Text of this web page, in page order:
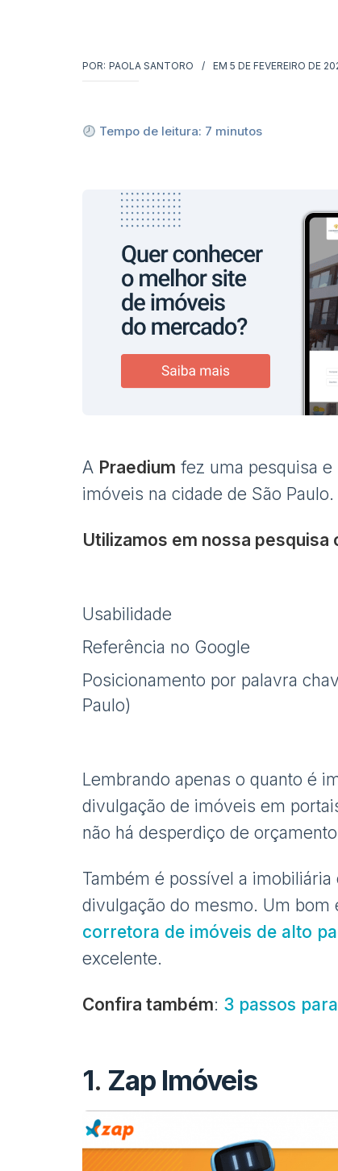
POR: PAOLA SANTORO EM 5 DE FEVEREIRO DE
Tempo de leitura: 7 minutos
A Praedium fez uma pesquisa
imóveis na cidade de São
Utilizamos em nossa
Usabilidade
Referência no Google
Posicionamento por palavra
Paulo)
Lembrando apenas o quanto é
divulgação de imóveis em
não há desperdiço de
Também é possível a
divulgação do mesmo. Um bom
corretora de imóveis de alto
excelente.
Confira também: 3 passos
1. Zap Imóveis